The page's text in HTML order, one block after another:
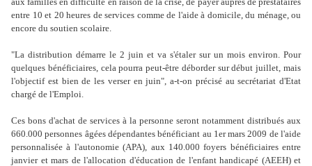
entre 10 et 20 heures de services comme de l'aide à domicile, du ménage, ou
encore du soutien scolaire.
"La distribution démarre le 2 juin et va s'étaler sur un mois environ. Pour
quelques bénéficiaires, cela pourra peut-être déborder sur début juillet, mais
l'objectif est bien de les verser en juin", a-t-on précisé au secrétariat d'Etat
chargé de l'Emploi.
Ces bons d'achat de services à la personne seront notamment distribués aux
660.000 personnes âgées dépendantes bénéficiant au 1er mars 2009 de l'aide
personnalisée à l'autonomie (APA), aux 140.000 foyers bénéficiaires entre
janvier et mars de l'allocation d'éducation de l'enfant handicapé (AEEH) et